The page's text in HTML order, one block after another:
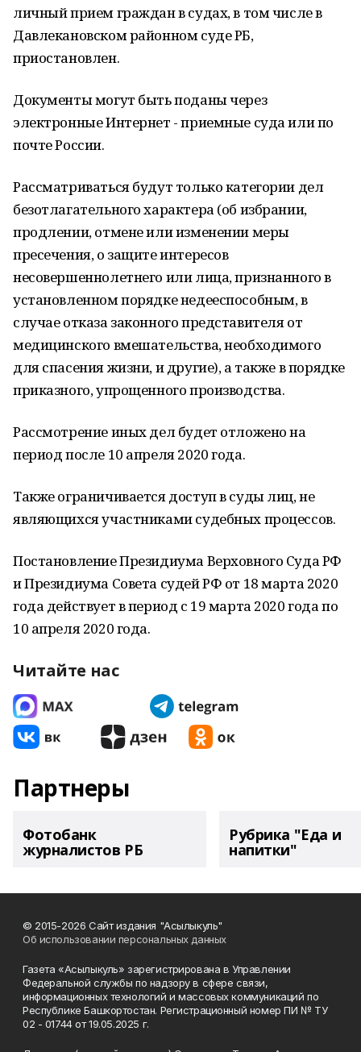
личный прием граждан в судах, в том числе в
Давлекановском районном суде РБ,
приостановлен.
Документы могут быть поданы через
электронные Интернет - приемные суда или по
почте России.
Рассматриваться будут только категории дел
безотлагательного характера (об избрании,
продлении, отмене или изменении меры
пресечения, о защите интересов
несовершеннолетнего или лица, признанного в
установленном порядке недееспособным, в
случае отказа законного представителя от
медицинского вмешательства, необходимого
для спасения жизни, и другие), а также в порядке
приказного, упрощенного производства.
Рассмотрение иных дел будет отложено на
период после 10 апреля 2020 года.
Также ограничивается доступ в суды лиц, не
являющихся участниками судебных процессов.
Постановление Президиума Верховного Суда РФ
и Президиума Совета судей РФ от 18 марта 2020
года действует в период с 19 марта 2020 года по
10 апреля 2020 года.
Читайте нас
Партнеры
Фотобанк
журналистов РБ
Рубрика "Еда и
напитки"
© 2015-2026 Сайт издания "Асылыкуль"
Об использовании персональных данных
Газета «Асылыкуль» зарегистрирована в Управлении
Федеральной службы по надзору в сфере связи,
информационных технологий и массовых коммуникаций по
Республике Башкортостан. Регистрационный номер ПИ № ТУ
02 - 01744 от 19.05.2025 г.